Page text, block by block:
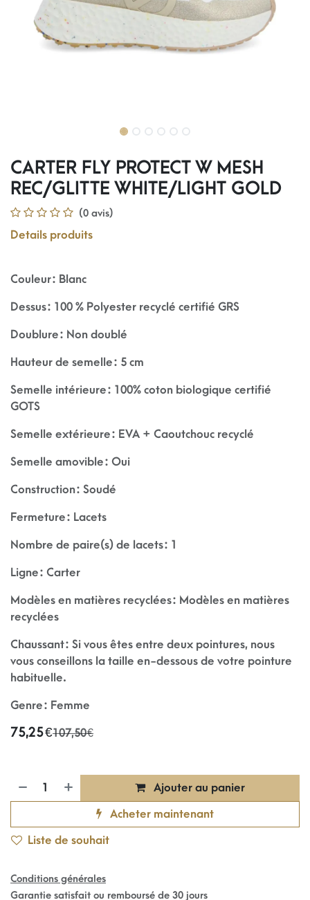
CARTER FLY PROTECT W MESH
REC/GLITTE WHITE/LIGHT GOLD
(0 avis)
Details produits
Couleur : Blanc
Dessus : 100 % Polyester recyclé certifié GRS
Doublure : Non doublé
Hauteur de semelle : 5 cm
Semelle intérieure : 100% coton biologique certifié
GOTS
Semelle extérieure : EVA + Caoutchouc recyclé
Semelle amovible : Oui
Construction : Soudé
Fermeture : Lacets
Nombre de paire(s) de lacets : 1
Ligne : Carter
Modèles en matières recyclées : Modèles en matières
recyclées
Chaussant : Si vous êtes entre deux pointures, nous
vous conseillons la taille en-dessous de votre pointure
habituelle.
Genre : Femme
75,25€107,50€
Ajouter au panier
Acheter maintenant
Liste de souhait
Conditions générales
Garantie satisfait ou remboursé de 30 jours